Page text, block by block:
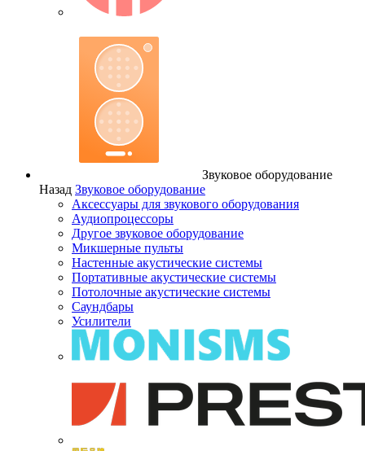
Звуковое оборудование
Назад Звуковое оборудование
Аксессуары для звукового оборудования
Аудиопроцессоры
Другое звуковое оборудование
Микшерные пульты
Настенные акустические системы
Портативные акустические системы
Потолочные акустические системы
Саундбары
Усилители